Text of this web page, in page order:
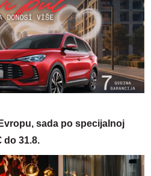
sada po specijalnoj
do 31.8.